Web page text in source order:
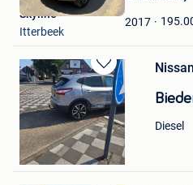
Mijn
Favorieten2017
Skyline
Itterbeek
Bewaren
in
Mijn
Favorieten
Diesel
Zara zara
As